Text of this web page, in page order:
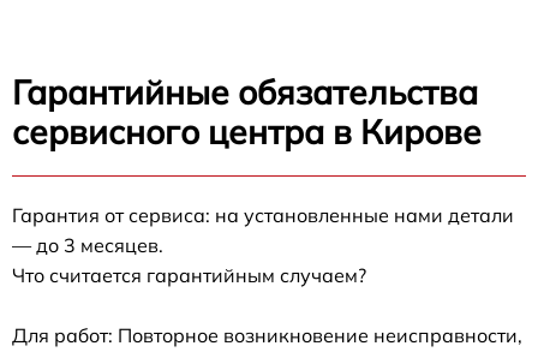
Гарантийные обязательства
сервисного центра в Кирове
Гарантия от сервиса: на установленные нами детали
— до 3 месяцев.
Что считается гарантийным случаем?
Для работ: Повторное возникновение неисправности,